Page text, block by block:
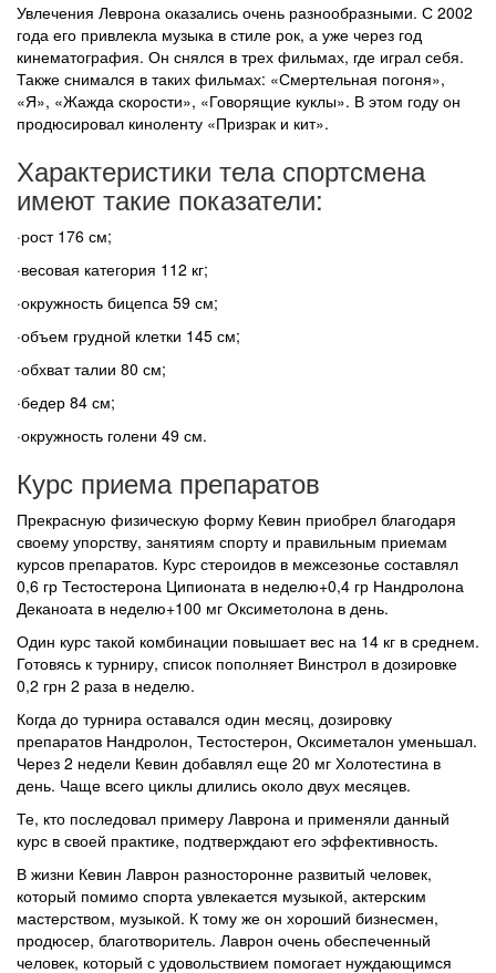
Увлечения Леврона оказались очень разнообразными. С 2002
года его привлекла музыка в стиле рок, а уже через год
кинематография. Он снялся в трех фильмах, где играл себя.
Также снимался в таких фильмах: «Смертельная погоня»,
«Я», «Жажда скорости», «Говорящие куклы». В этом году он
продюсировал киноленту «Призрак и кит».
Характеристики тела спортсмена
имеют такие показатели:
·рост 176 см;
·весовая категория 112 кг;
·окружность бицепса 59 см;
·объем грудной клетки 145 см;
·обхват талии 80 см;
·бедер 84 см;
·окружность голени 49 см.
Курс приема препаратов
Прекрасную физическую форму Кевин приобрел благодаря
своему упорству, занятиям спорту и правильным приемам
курсов препаратов. Курс стероидов в межсезонье составлял
0,6 гр Тестостерона Ципионата в неделю+0,4 гр Нандролона
Деканоата в неделю+100 мг Оксиметолона в день.
Один курс такой комбинации повышает вес на 14 кг в среднем.
Готовясь к турниру, список пополняет Винстрол в дозировке
0,2 грн 2 раза в неделю.
Когда до турнира оставался один месяц, дозировку
препаратов Нандролон, Тестостерон, Оксиметалон уменьшал.
Через 2 недели Кевин добавлял еще 20 мг Холотестина в
день. Чаще всего циклы длились около двух месяцев.
Те, кто последовал примеру Лаврона и применяли данный
курс в своей практике, подтверждают его эффективность.
В жизни Кевин Лаврон разносторонне развитый человек,
который помимо спорта увлекается музыкой, актерским
мастерством, музыкой. К тому же он хороший бизнесмен,
продюсер, благотворитель. Лаврон очень обеспеченный
человек, который с удовольствием помогает нуждающимся